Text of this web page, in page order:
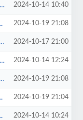
2024-10-14 10:40
2024-10-19 21:08
2024-10-17 21:00
2024-10-14 12:24
2024-10-19 21:08
2024-10-19 21:04
2024-10-14 10:24